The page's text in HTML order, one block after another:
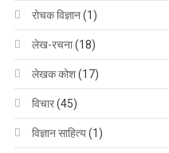
रोचक विज्ञान(1)
लेख-रचना(18)
लेखक कोश(17)
विचार(45)
विज्ञान साहित्य(1)